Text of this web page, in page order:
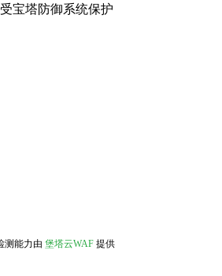
宝塔防御系统保护
测能力由 堡塔云WAF 提供